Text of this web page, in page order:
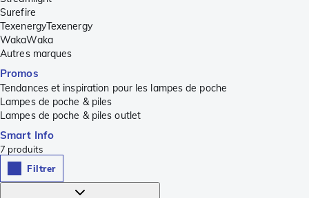
Surefire
TexenergyTexenergy
WakaWaka
Autres marques
Promos
Tendances et inspiration pour les lampes de poche
Lampes de poche & piles
Lampes de poche & piles outlet
Smart Info
7 produits
Filtrer